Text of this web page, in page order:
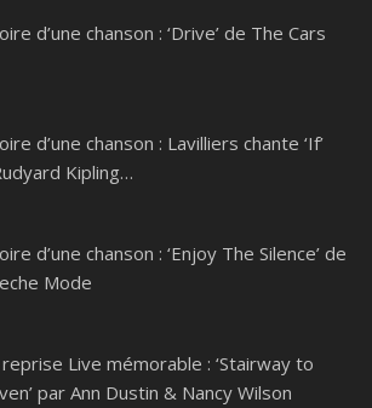
d’une chanson : ‘Drive’ de The Cars
d’une chanson : Lavilliers chante ‘If’
Kipling…
d’une chanson : ‘Enjoy The Silence’ de
Mode
Live mémorable : ‘Stairway to
par Ann Dustin & Nancy Wilson